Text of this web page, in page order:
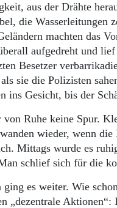
aus der Drähte
die Wasserleitungen
machten das
aufgedreht und
Besetzer
sie die Polizisten
ins Gesicht, bis der
Ruhe keine Spur.
wieder, wenn
Mittags wurde es
schlief sich für die
es weiter. Wie
„dezentrale Aktionen“: